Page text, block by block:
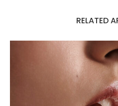
RELATED